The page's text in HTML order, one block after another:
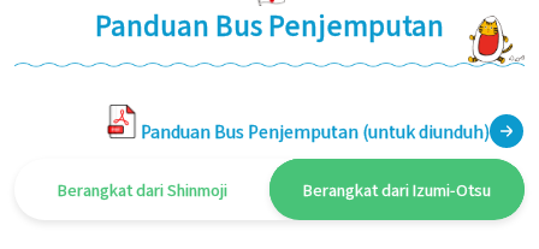
Panduan Bus Penjemputan
Panduan Bus Penjemputan (untuk diunduh)
Berangkat dari Shinmoji Berangkat dari Izumi-Otsu